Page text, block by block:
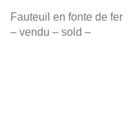
Fauteuil en fonte de fer
– vendu – sold –